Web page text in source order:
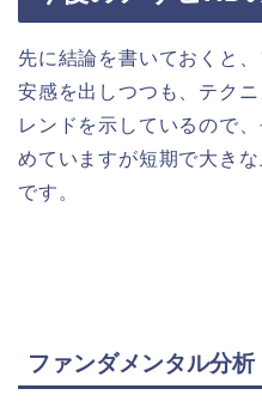
先に結論を書いておくと
安感を出しつつも、テク
レンドを示しているので
めていますが短期で大き
です。
ファンダメンタル分析